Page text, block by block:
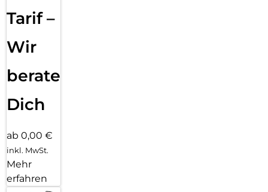
Tarif –
Wir
beraten
Dich
ab 0,00 €
inkl. MwSt.
Mehr
erfahren